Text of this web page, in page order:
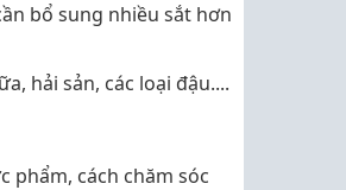
bổ sung nhiều sắt hơn
hải sản, các loại đậu....
phẩm, cách chăm sóc